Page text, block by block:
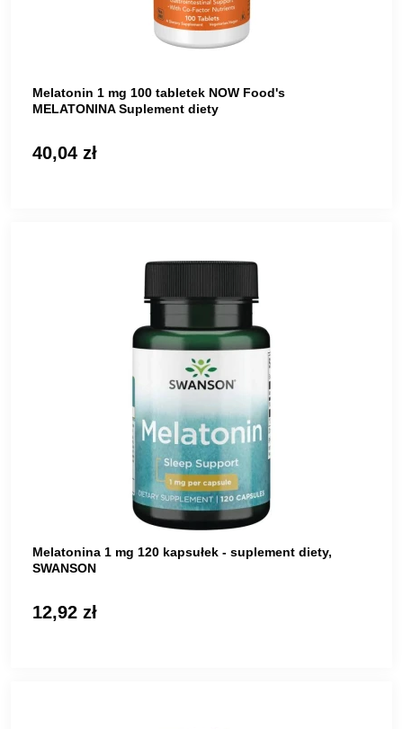
Melatonin 1 mg 100 tabletek NOW Food's
MELATONINA Suplement diety
40,04 zł
Melatonina 1 mg 120 kapsułek - suplement diety,
SWANSON
12,92 zł